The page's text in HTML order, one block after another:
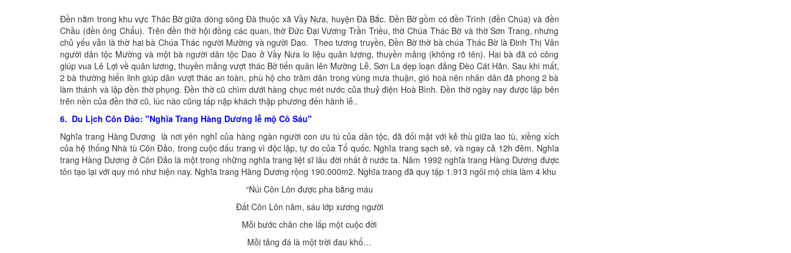
Đền nằm trong khu vực Thác Bờ giữa dòng sông Đà thuộc xã Vầy Nưa, huyện Đà Bắc. Đền Bờ gồm có đền Trình (đền Chúa) và đền
Chầu (đền ông Chẩu). Trên đền thờ hội đồng các quan, thờ Đức Đại Vương Trần Triều, thờ Chúa Thác Bờ và thờ Sơn Trang, nhưng
chủ yếu vẫn là thờ hai bà Chúa Thác người Mường và người Dao. Theo tương truyền, Đền Bờ thờ bà chúa Thác Bờ là Đinh Thị Vân
người dân tộc Mường và một bà người dân tộc Dao ở Vầy Nưa lo liệu quân lương, thuyền mảng (không rõ tên). Hai bà đã có công
giúp vua Lê Lợi về quân lương, thuyền mảng vượt thác Bờ tiến quân lên Mường Lễ, Sơn La dẹp loạn đảng Đèo Cát Hãn. Sau khi mất,
2 bà thường hiển linh giúp dân vượt thác an toàn, phù hộ cho trăm dân trong vùng mưa thuận, gió hoà nên nhân dân đã phong 2 bà
làm thánh và lập đền thờ phụng. Đền thờ cũ chìm dưới hàng chục mét nước của thuỷ điện Hoà Bình. Đền thờ ngày nay được lập bên
trên nền của đền thờ cũ, lúc nào cũng tấp nập khách thập phương đến hành lễ..
6. Du Lịch Côn Đảo: "Nghĩa Trang Hàng Dương lễ mộ Cô Sáu"
Nghĩa trang Hàng Dương là nơi yên nghỉ của hàng ngàn người con ưu tú của dân tộc, đã đối mặt với kẻ thù giữa lao tù, xiềng xích
của hệ thống Nhà tù Côn Đảo, trong cuộc đấu trang vì độc lập, tự do của Tổ quốc. Nghĩa trang sạch sẽ, và ngay cả 12h đêm. Nghĩa
trang Hàng Dương ở Côn Đảo là một trong những nghĩa trang liệt sĩ lâu đời nhất ở nước ta. Năm 1992 nghĩa trang Hàng Dương được
tôn tạo lại với quy mô như hiện nay. Nghĩa trang Hàng Dương rộng 190.000m2. Nghĩa trang đã quy tập 1.913 ngôi mộ chia làm 4 khu
“Núi Côn Lôn được pha bằng máu
Đất Côn Lôn năm, sáu lớp xương người
Mỗi bước chân che lấp một cuộc đời
Mỗi tảng đá là một trời đau khổ…